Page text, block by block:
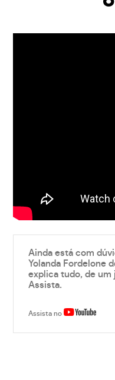
Ainda está com
Yolanda Fordelone
explica tudo, de
Assista.
Assista no